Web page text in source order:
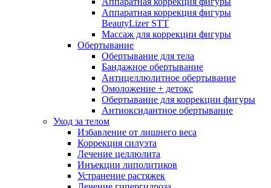
Аппаратная коррекция фигуры
BeautyLizer STT
Массаж для коррекции фигуры
Обертывание
Обертывание для тела
Бандажное обертывание
Антицеллюлитное обертывание
Омоложение + детокс
Обертывание для коррекции фигуры
Антиоксидантное обертывание
Уход за телом
Избавление от лишнего веса
Коррекция силуэта
Лечение целлюлита
Инъекции липолитиков
Устранение растяжек